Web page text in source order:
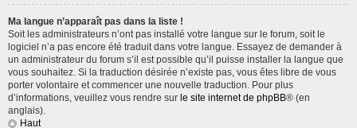
Ma langue n’apparaît pas dans la liste !
Soit les administrateurs n’ont pas installé votre langue sur le forum, soit le
logiciel n’a pas encore été traduit dans votre langue. Essayez de demander à
un administrateur du forum s’il est possible qu’il puisse installer la langue que
vous souhaitez. Si la traduction désirée n’existe pas, vous êtes libre de vous
porter volontaire et commencer une nouvelle traduction. Pour plus
d’informations, veuillez vous rendre sur le site internet de phpBB® (en
anglais).
Haut